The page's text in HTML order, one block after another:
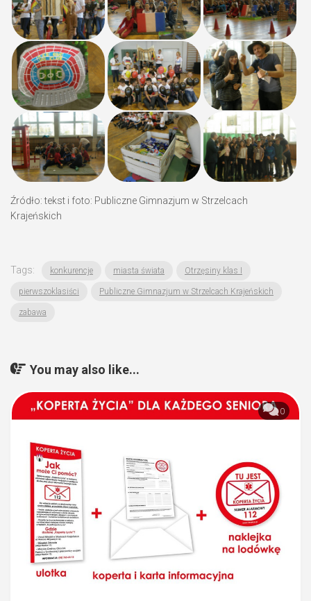
Źródło: tekst i foto: Publiczne Gimnazjum w Strzelcach
Krajeńskich
Tags: konkurencje miasta świata Otrzęsiny klas I
pierwszoklasiści Publiczne Gimnazjum w Strzelcach Krajeńskich
zabawa
You may also like...
0